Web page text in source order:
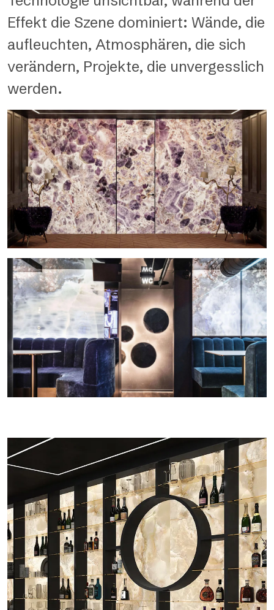
Effekt die Szene dominiert: Wände, die
aufleuchten, Atmosphären, die sich
verändern, Projekte, die unvergesslich
werden.